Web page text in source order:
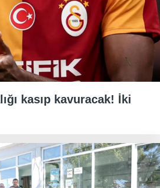
kasıp kavuracak! İki